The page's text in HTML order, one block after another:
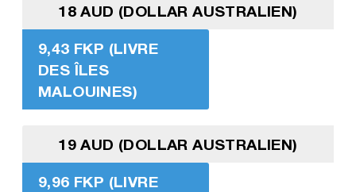
18 AUD (DOLLAR AUSTRALIEN)
9,43 FKP (LIVRE
DES ÎLES
MALOUINES)
19 AUD (DOLLAR AUSTRALIEN)
9,96 FKP (LIVRE